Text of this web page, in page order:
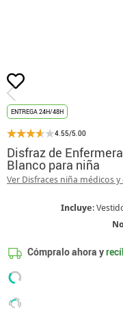
Inicio
ENTREGA 24H/48H
4.55/5.00
Disfraz de
Blanco para niña
Ver Disfraces niña médicos
Incluye:
Cómpralo ahora y